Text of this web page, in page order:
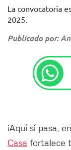
La convocatoria
2025.
Publicado por:
¡Aquí sí pasa, en
Casa fortalece